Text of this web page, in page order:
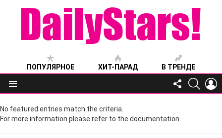
ПОПУЛЯРНОЕ ХИТ-ПАРАД В ТРЕНДЕ
Меню
FOLLOW
US
No featured entries match the criteria.
For more information please refer to the documentation.